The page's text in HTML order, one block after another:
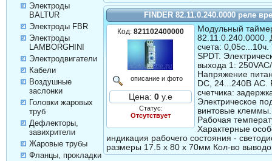
Электроды
BALTUR
Электроды FBR
Электроды
LAMBORGHINI
Электродвигатели
Кабели
Воздушные
заслонки
Головки жаровых
труб
Дефлекторы,
завихрители
Жаровые трубы
Фланцы, прокладки
FINDER 82.11.0.240.0000 реле
Код:821102400000
описание и фото
Цена: 0 у.е
Статус:
Отсутствует
Модульный
82.11.0.240.0000.
счета:
SPDT.
выхода 1:
Напряжение
DC, 24...240В
счетчика:
Электрическое
винтовые
Рабочая
Характерные
индикация рабочего состояния -
размеры 17.5 x 80 x 70мм Кол-во